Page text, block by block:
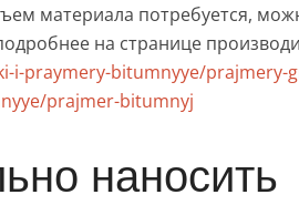
материала потребуется,
на странице
i-praymery-bitumnyye/prajmery-
prajmer-bitumnyj
наносить